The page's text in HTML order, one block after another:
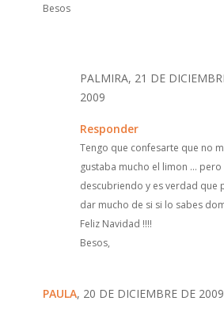
Besos
PALMIRA, 21 DE
2009
Responder
Tengo que confesarte que no
gustaba mucho el limon ...
descubriendo y es verdad que
dar mucho de si si lo sabes
Feliz Navidad !!!!
Besos,
PAULA, 20 DE DICIEMBRE DE 2009